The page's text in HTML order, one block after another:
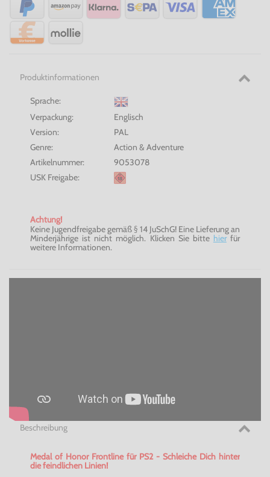
Produktinformationen
Sprache:
Verpackung:
Englisch
Version:
PAL
Genre:
Action & Adventure
Artikelnummer:
9053078
USK Freigabe:
Achtung!
Keine Jugendfreigabe gemäß § 14 JuSchG! Eine Lieferung an
Minderjährige ist nicht möglich. Klicken Sie bitte hierfür
weitere Informationen.
Beschreibung
Medalof HonorFrontline für PS2 - Schleiche Dich hinter
die feindlichen Linien!